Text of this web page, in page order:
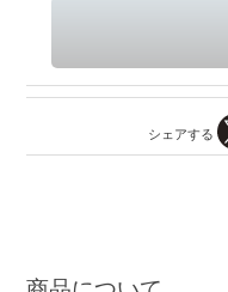
シェアする